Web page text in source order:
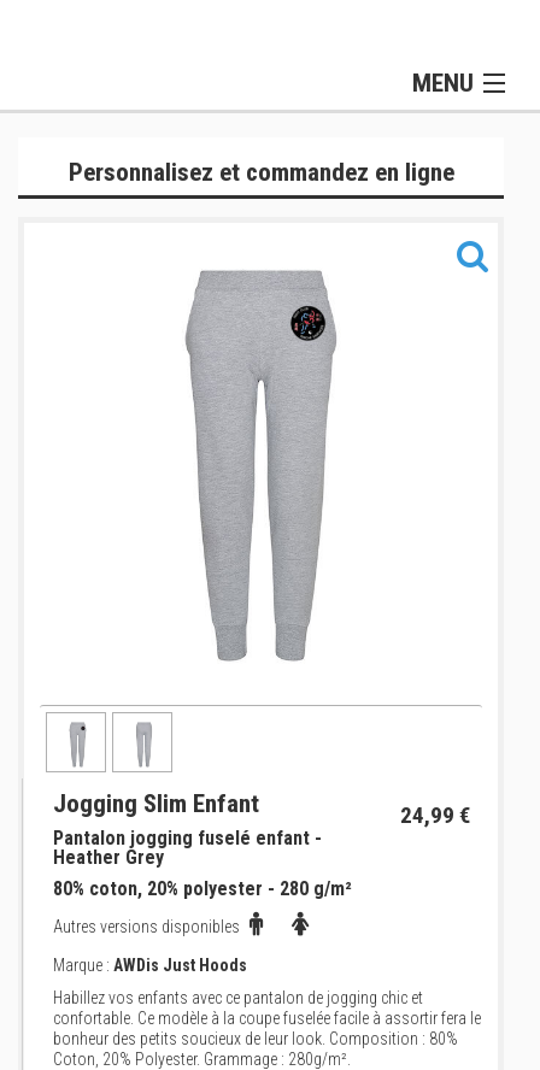
MENU
Lifestyle
Sport
Accessoires
Sacs
Informations
Personnalisez et commandez en ligne
Jogging Slim Enfant 24,99 €
Pantalon jogging fuselé enfant -
Heather Grey
80% coton, 20% polyester - 280 g/m²
Autres versions disponibles
Marque : AWDis Just Hoods
Habillez vos enfants avec ce pantalon de jogging chic et
confortable. Ce modèle à la coupe fuselée facile à assortir fera le
bonheur des petits soucieux de leur look. Composition : 80%
Coton, 20% Polyester. Grammage : 280g/m².